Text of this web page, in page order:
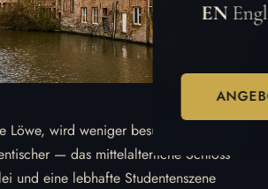
EN
Löwe, wird weniger besucht als Brügge,
— das mittelalterliche Schloss
und eine lebhafte Studentenszene